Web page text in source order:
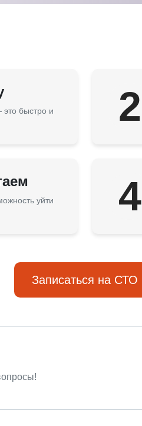
быстро и
2
уйти
4
Записаться на СТО